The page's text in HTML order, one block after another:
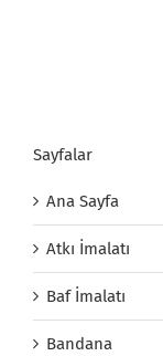
Sayfalar
Ana Sayfa
Atkı İmalatı
Baf İmalatı
Bandana